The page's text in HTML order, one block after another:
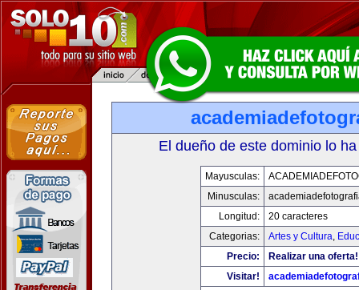
El dueño de este dominio lo
Mayusculas:
Minusculas:
Longitud:
20 caracteres
Categorias:
Artes y Cultura,
Precio:
Realizar una oferta!
Visitar!